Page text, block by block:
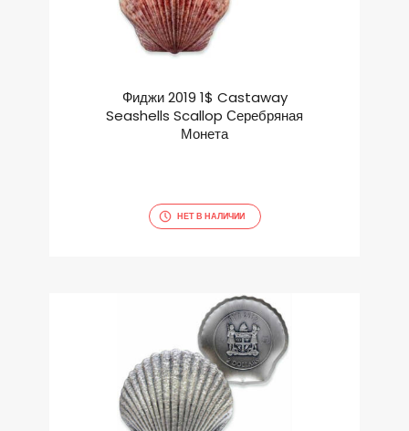
Фиджи 2019 1$ Castaway
Seashells Scallop Серебряная
Монета
НЕТ В НАЛИЧИИ